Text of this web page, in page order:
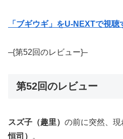
「ブギウギ」をU-NEXTで視聴
–{第52回のレビュー}–
第52回のレビュー
スズ子（趣里） の前に突然、現
恒司）
。